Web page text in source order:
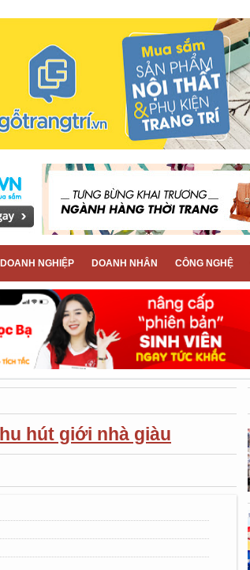
DOANH NGHIỆP DOANH NHÂN CÔNG NGHỆ
hút giới nhà giàu